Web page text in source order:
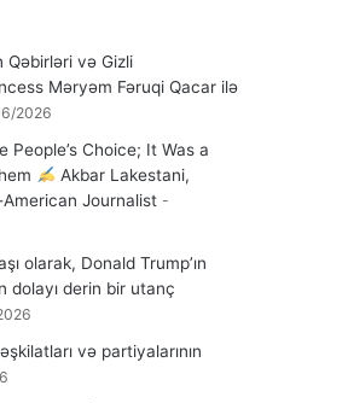
Qəbirləri və Gizli
Məryəm Fəruqi Qacar ilə
2026
People’s Choice; It Was a
Akbar Lakestani,
Journalist
olarak, Donald Trump’ın
dolayı derin bir utanç
və partiyalarının